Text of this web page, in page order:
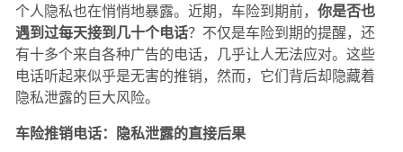
个人隐私也在悄悄地暴露。近期，车险到期前， 你是否也
遇到过每天接到几十个电话？不仅是车险到期的提醒，还
有十多个来自各种广告的电话，几乎让人无法应对。这些
电话听起来似乎是无害的推销，然而，它们背后却隐藏着
隐私泄露的巨大风险。
车险推销电话：隐私泄露的直接后果